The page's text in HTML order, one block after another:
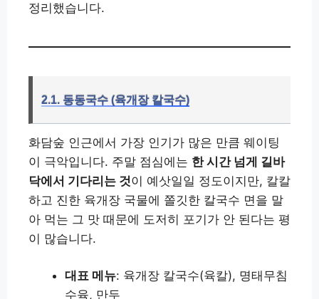
정리했습니다.
2.1. 동동국수 (육개장 칼국수)
화담숲 인근에서 가장 인기가 많은 만큼 웨이팅
이 극악입니다. 주말 점심에는 한 시간 넘게 길바
닥에서 기다리는 것이 예삿일일 정도이지만, 칼칼
하고 진한 육개장 국물에 쫄깃한 칼국수 면을 말
아 먹는 그 맛 때문에 도저히 포기가 안 된다는 평
이 많습니다.
대표 메뉴: 육개장 칼국수(육칼), 명태무침
수육, 만두